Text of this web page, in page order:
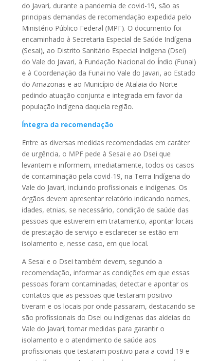
do Javari, durante a pandemia de covid-19, são as
principais demandas de recomendação expedida pelo
Ministério Público Federal (MPF). O documento foi
encaminhado à Secretaria Especial de Saúde Indígena
(Sesai), ao Distrito Sanitário Especial Indígena (Dsei)
do Vale do Javari, à Fundação Nacional do Índio (Funai)
e à Coordenação da Funai no Vale do Javari, ao Estado
do Amazonas e ao Município de Atalaia do Norte
pedindo atuação conjunta e integrada em favor da
população indígena daquela região.
Íntegra da recomendação
Entre as diversas medidas recomendadas em caráter
de urgência, o MPF pede à Sesai e ao Dsei que
levantem e informem, imediatamente, todos os casos
de contaminação pela covid-19, na Terra Indígena do
Vale do Javari, incluindo profissionais e indígenas. Os
órgãos devem apresentar relatório indicando nomes,
idades, etnias, se necessário, condição de saúde das
pessoas que estiverem em tratamento, apontar locais
de prestação de serviço e esclarecer se estão em
isolamento e, nesse caso, em que local.
A Sesai e o Dsei também devem, segundo a
recomendação, informar as condições em que essas
pessoas foram contaminadas; detectar e apontar os
contatos que as pessoas que testaram positivo
tiveram e os locais por onde passaram, destacando se
são profissionais do Dsei ou indígenas das aldeias do
Vale do Javari; tomar medidas para garantir o
isolamento e o atendimento de saúde aos
profissionais que testaram positivo para a covid-19 e